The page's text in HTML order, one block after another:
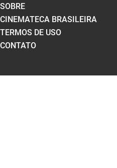
SOBRE
CINEMATECA BRASILEIRA
TERMOS DE USO
CONTATO